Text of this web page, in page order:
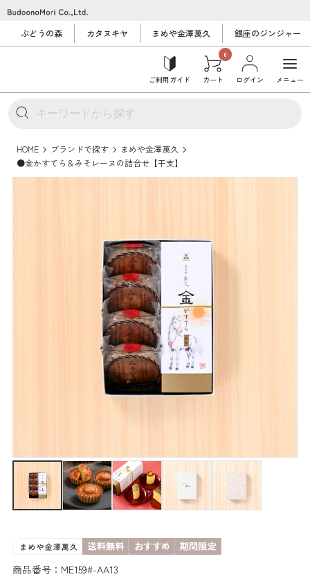
ぶどうの森 カタヌキヤ まめや金澤萬久 銀座のジンジャー
ご利用ガイド
0
カート ログイン メニュー
HOME ブランドで探す
まめや金澤萬久
●金かすてら＆みそレーヌの詰合せ【干支】
商品番号：ME159#-AA13